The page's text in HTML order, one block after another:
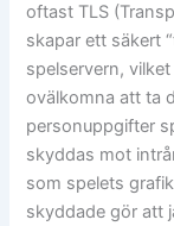
oftast TLS
skapar ett säkert
spelservern,
ovälkomna att ta
personuppgifter
skyddas mot
som spelets
skyddade gör att